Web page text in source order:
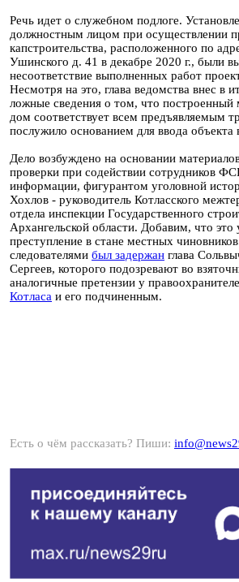
Речь идет о служебном подлоге.
должностным лицом при осуществлении
капстроительства, расположенного по
Ушинского д. 41 в декабре 2020 г., были
несоответствие выполненных работ
Несмотря на это, глава ведомства внес в
ложные сведения о том, что построенный
дом соответствует всем предъявляемым
послужило основанием для ввода объекта
Дело возбуждено на основании
проверки при содействии сотрудников
информации, фигурантом уголовной
Хохлов - руководитель Котласского
отдела инспекции Государственного
Архангельской области. Добавим, что это
преступление в стане местных
следователями был задержан глава
Сергеев, которого подозревают во
аналогичные претензии у
Котласа и его подчиненным.
Есть о чём рассказать? Пиши: